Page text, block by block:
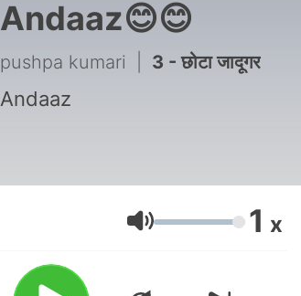
Andaaz😊😊
pushpa kumari 3 - छोटा जादूगर
Andaaz
ระดับเสียง 1 x